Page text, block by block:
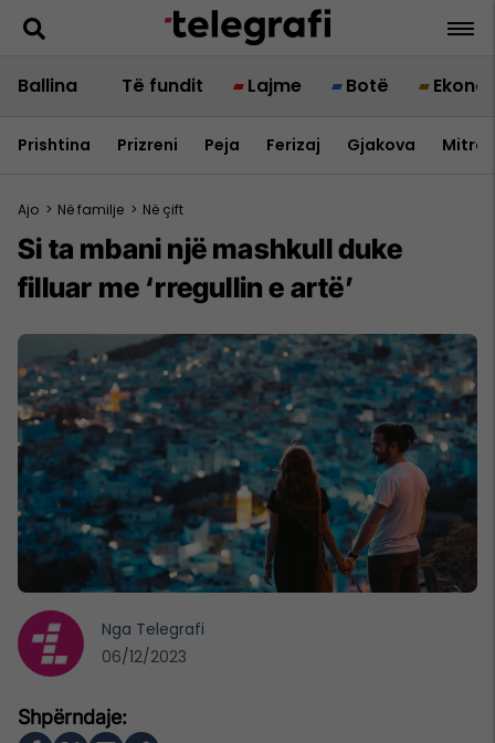
Ballina Të fundit Lajme Botë
Prishtina Prizreni Peja Ferizaj Gjakova
Ajo > Në familje > Në çift
Si ta mbani një mashkull duke
filluar me ‘rregullin e artë’
Nga Telegrafi
06/12/2023